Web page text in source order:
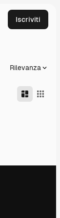
Iscriviti
Rilevanza